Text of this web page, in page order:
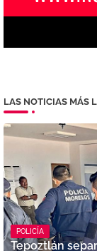
LAS NOTICIAS MÁS
POLICÍA
Tepoztlán